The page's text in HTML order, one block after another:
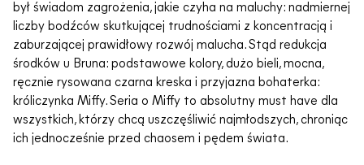
był świadom zagrożenia, jakie czyha na maluchy: nadmiernej
liczby bodźców skutkującej trudnościami z koncentracją i
zaburzającej prawidłowy rozwój malucha. Stąd redukcja
środków u Bruna: podstawowe kolory, dużo bieli, mocna,
ręcznie rysowana czarna kreska i przyjazna bohaterka:
króliczynka Miffy. Seria o Miffy to absolutny must have dla
wszystkich, którzy chcą uszczęśliwić najmłodszych, chroniąc
ich jednocześnie przed chaosem i pędem świata.